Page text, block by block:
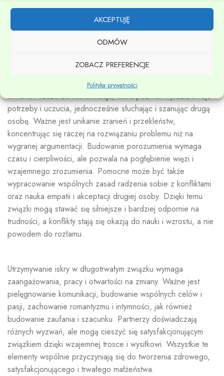
AKCEPTUJĘ
ODMÓW
ZOBACZ PREFERENCJE
Polityka prywatności
Radzenie sobie z konfliktami
W długotrwałym związku konflikty są nieuniknione, ale
sposób, w jaki się nimi zajmujemy, może znacznie wpłynąć na
rozwiązywania konfliktów, które umożliwią nam pokonywanie
różnic i trudności w sposób konstruktywny. Kluczem jest
otwarta i szczerze komunikacja, która pozwoli wyrazić swoje
potrzeby i uczucia, jednocześnie słuchając i szanując drugą
osobę. Ważne jest unikanie zranień i przekleństw,
koncentrując się raczej na rozwiązaniu problemu niż na
wygranej argumentacji. Budowanie porozumienia wymaga
czasu i cierpliwości, ale pozwala na pogłębienie więzi i
wzajemnego zrozumienia. Pomocne może być także
wypracowanie wspólnych zasad radzenia sobie z konfliktami
oraz nauka empatii i akceptacji drugiej osoby. Dzięki temu
związki mogą stawać się silniejsze i bardziej odpornie na
trudności, a konflikty stają się okazją do nauki i wzrostu, a nie
powodem do rozłamu.
Utrzymywanie iskry w długotrwałym związku wymaga
zaangażowania, pracy i otwartości na zmiany. Ważne jest
pielęgnowanie komunikacji, budowanie wspólnych celów i
pasji, zachowanie romantyzmu i intymności, jak również
budowanie zaufania i szacunku. Partnerzy doświadczają
różnych wyzwań, ale mogą cieszyć się satysfakcjonującym
związkiem dzięki wzajemnej trosce i wysiłkowi. Wszystkie te
elementy wspólnie przyczyniają się do tworzenia zdrowego,
satysfakcjonującego i trwałego małżeństwa.